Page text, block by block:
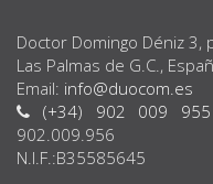
Doctor Domingo Déniz 3,
Las Palmas de G.C.,
Email: info@duocom.es
(+34) 902 009 955
902.009.956
N.I.F.:B35585645